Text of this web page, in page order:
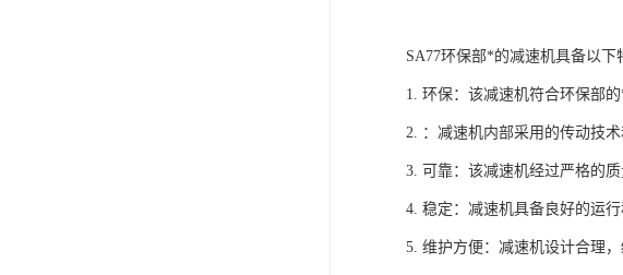
SA77环保部*的减速机具备以下
1. 环保：该减速机符合环保部
2. ：减速机内部采用的传动技
3. 可靠：该减速机经过严格的
4. 稳定：减速机具备良好的运
5. 维护方便：减速机设计合理